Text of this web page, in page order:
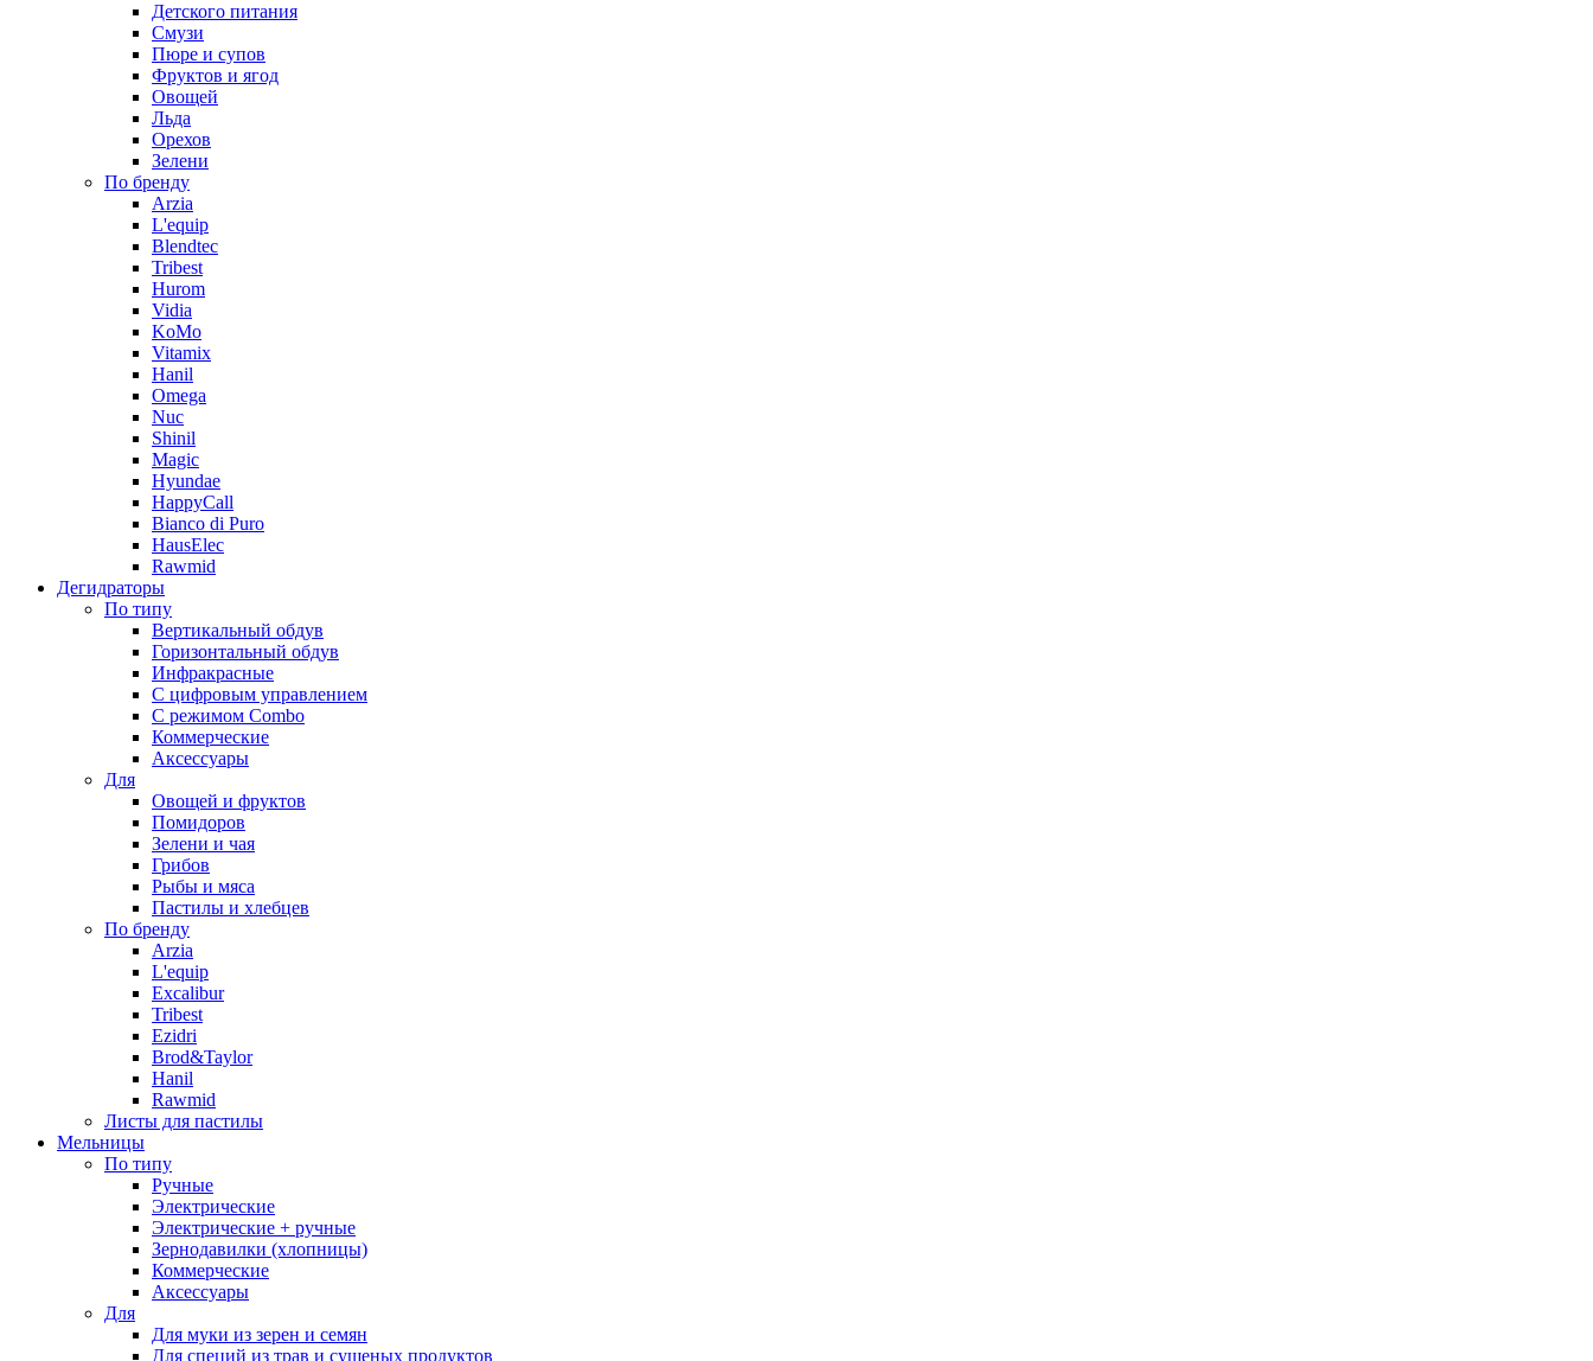
Детского питания
Смузи
Пюре и супов
Фруктов и ягод
Овощей
Льда
Орехов
Зелени
По бренду
Arzia
L'equip
Blendtec
Tribest
Hurom
Vidia
KoMo
Vitamix
Hanil
Omega
Nuc
Shinil
Magic
Hyundae
HappyCall
Bianco di Puro
HausElec
Rawmid
Дегидраторы
По типу
Вертикальный обдув
Горизонтальный обдув
Инфракрасные
С цифровым управлением
С режимом Combo
Коммерческие
Аксессуары
Для
Овощей и фруктов
Помидоров
Зелени и чая
Грибов
Рыбы и мяса
Пастилы и хлебцев
По бренду
Arzia
L'equip
Excalibur
Tribest
Ezidri
Brod&Taylor
Hanil
Rawmid
Листы для пастилы
Мельницы
По типу
Ручные
Электрические
Электрические + ручные
Зернодавилки (хлопницы)
Коммерческие
Аксессуары
Для
Для муки из зерен и семян
Для специй из трав и сушеных продуктов